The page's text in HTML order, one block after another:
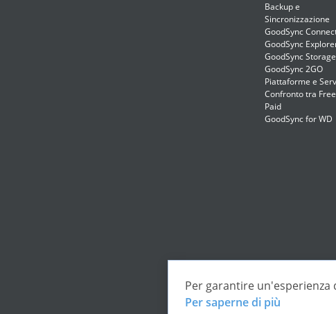
Backup e
Sincronizzazione
GoodSync
GoodSync
GoodSync Storage
GoodSync 2GO
Piattaforme e
Confronto tra
Paid
GoodSync for WD
Per garantire un'esperienza
Per saperne di più